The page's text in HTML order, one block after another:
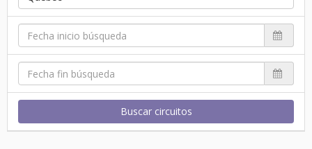
Buscar circuitos